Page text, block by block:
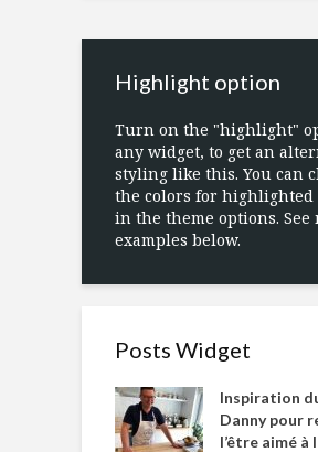
Highlight option
Turn on the "highlight"
any widget, to get an
styling like this. You can
the colors for highlighted
in the theme options. See
examples below.
Posts Widget
Inspiration
Danny pour
l’être aimé à